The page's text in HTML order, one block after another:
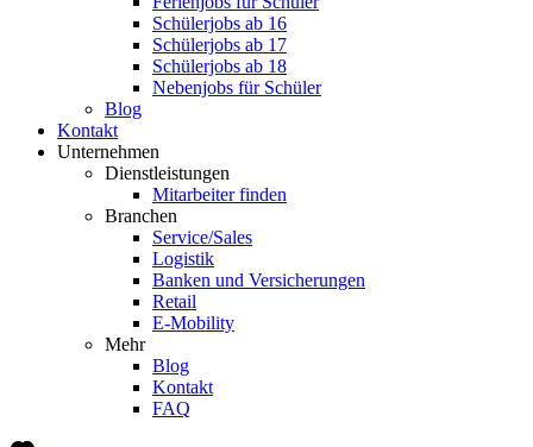
Schülerjobs ab 16
Schülerjobs ab 17
Schülerjobs ab 18
Nebenjobs für Schüler
Blog
Kontakt
Unternehmen
Dienstleistungen
Mitarbeiter finden
Branchen
Service/Sales
Logistik
Banken und Versicherungen
Retail
E-Mobility
Mehr
Blog
Kontakt
FAQ